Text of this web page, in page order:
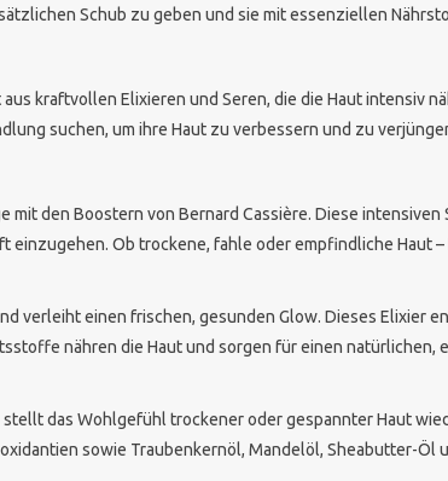
Schub zu geben und sie mit essenziellen
kraftvollen Elixieren und Seren, die die Haut intensiv
suchen, um ihre Haut zu verbessern und zu
mit den Boostern von Bernard Cassière. Diese
einzugehen. Ob trockene, fahle oder empfindliche Haut
verleiht einen frischen, gesunden Glow. Dieses Elixier
nähren die Haut und sorgen für einen natürlichen,
das Wohlgefühl trockener oder gespannter Haut
sowie Traubenkernöl, Mandelöl, Sheabutter-Öl